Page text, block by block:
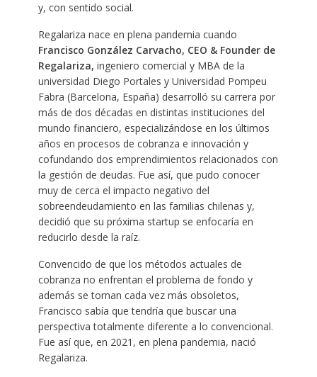
y, con sentido social.
Regalariza nace en plena pandemia cuando
Francisco González Carvacho, CEO & Founder de
Regalariza, ingeniero comercial y MBA de la
universidad Diego Portales y Universidad Pompeu
Fabra (Barcelona, España) desarrolló su carrera por
más de dos décadas en distintas instituciones del
mundo financiero, especializándose en los últimos
años en procesos de cobranza e innovación y
cofundando dos emprendimientos relacionados con
la gestión de deudas. Fue así, que pudo conocer
muy de cerca el impacto negativo del
sobreendeudamiento en las familias chilenas y,
decidió que su próxima startup se enfocaría en
reducirlo desde la raíz.
Convencido de que los métodos actuales de
cobranza no enfrentan el problema de fondo y
además se tornan cada vez más obsoletos,
Francisco sabía que tendría que buscar una
perspectiva totalmente diferente a lo convencional.
Fue así que, en 2021, en plena pandemia, nació
Regalariza.